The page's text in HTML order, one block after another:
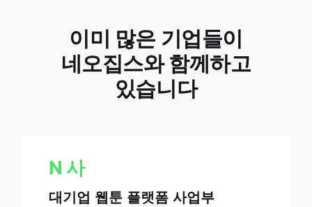
이미 많은 기업들이
네오집스와 함께하고
있습니다
N 사
대기업 웹툰 플랫폼 사업부